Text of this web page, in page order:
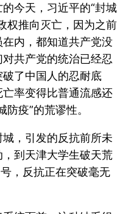
今天，习近平的“封城
权推向灭亡，因为之前
内，都知道共产党没
共产党的统治已经忍
了中国人的忍耐底
率变得比普通流感还
疫”的荒谬性。
，引发的反抗前所未
到天津大学生破天荒
，反抗正在突破毫无